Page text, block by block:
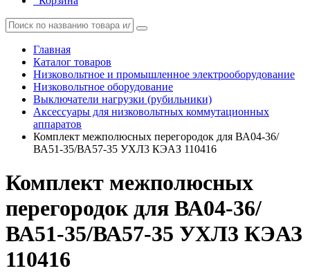
Главная
Каталог товаров
Низковольтное и промышленное электрооборудование
Низковольтное оборудование
Выключатели нагрузки (рубильники)
Аксессуары для низковольтных коммутационных
аппаратов
Комплект межполюсных перегородок для ВА04-36/
ВА51-35/ВА57-35 УХЛ3 КЭАЗ 110416
Комплект межполюсных
перегородок для ВА04-36/
ВА51-35/ВА57-35 УХЛ3 КЭАЗ
110416